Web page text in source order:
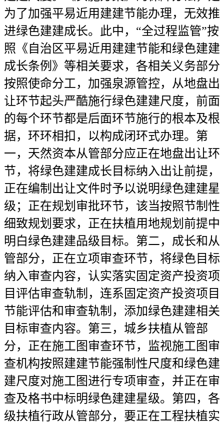
为了加强平易近用建建节能办理，无效推
进绿色建建成长。此中，“全过程监管”按
照《自治区平易近用建建节能和绿色建建
成长条例》等相关要求，各相关义务部分
按照使命分工，加强泉源管控，从地盘出
让环节起头严酷施行绿色建建尺度，前面
的每个环节都是后面环节施行的根本及根
据，环环相扣，以构成闭环式办理。第
一，天然资本从管部分应正在地盘出让环
节，将绿色建建成长目标纳入出让前提，
正在编制出让文件时予以说明绿色建建星
级；正在规划审批环节，该当按照节制性
细致规划要求，正在扶植用地规划前提中
明白绿色建建品级目标。第二，成长和从
管部分，正在立项审查环节，将绿色目标
纳入审查内容，认实落实固定资产投资项
目评估审查轨制，连系固定资产投资项目
节能评估和审查轨制，添加绿色建建相关
目标审查内容。第三，城乡扶植从管部
分，正在施工图审查环节，监视施工图审
查机构按照建建节能强制性尺度和绿色建
建尺度对施工图进行专项审查，并正在审
查及格书中标明绿色建建星级。第四，各
级扶植行政从管部分，要正在工程扶植实